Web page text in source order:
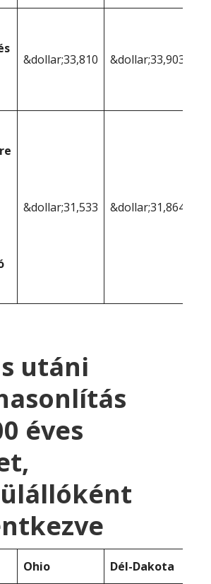
&dollar;33,810 &dollar;33,903
&dollar;31,533 &dollar;31,864
utáni
éves
Ohio Dél-Dakota